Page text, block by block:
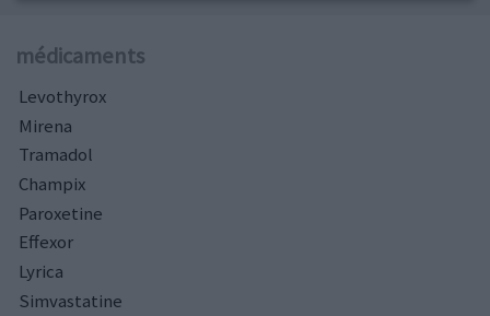
médicaments
Levothyrox
Mirena
Tramadol
Champix
Paroxetine
Effexor
Lyrica
Simvastatine